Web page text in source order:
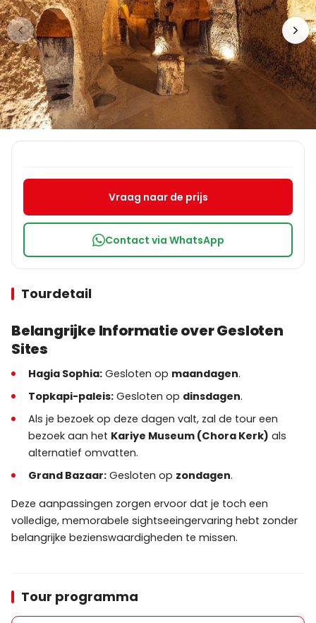
Tourdetail
Belangrijke Informatie over Gesloten
Sites
Hagia Sophia: Gesloten op maandagen.
Topkapi-paleis: Gesloten op dinsdagen.
Als je bezoek op deze dagen valt, zal de tour een
bezoek aan het Kariye Museum (Chora Kerk) als
alternatief omvatten.
Grand Bazaar: Gesloten op zondagen.
Deze aanpassingen zorgen ervoor dat je toch een
volledige, memorabele sightseeingervaring hebt zonder
belangrijke bezienswaardigheden te missen.
Tour programma
Vraag naar de prijs
Contact via WhatsApp